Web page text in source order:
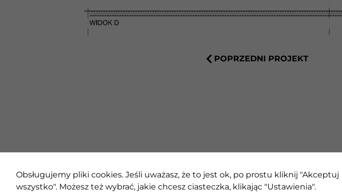
POPRZEDNI PROJEKT
© 2020 AMC – Andrzej M. Chołdzyński | Wszystkie prawa zastrzeżone |Zmień ustawienia
Obsługujemy pliki cookies. Jeśli uważasz, że to jest ok, po prostu kliknij "Akceptuj
wszystko". Możesz też wybrać, jakie chcesz ciasteczka, klikając "Ustawienia".